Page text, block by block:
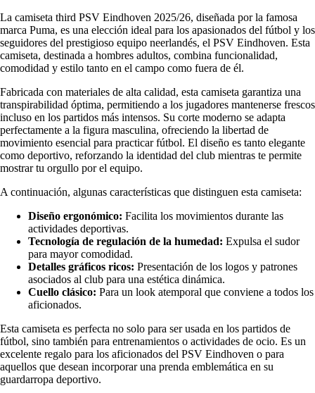
La camiseta third PSV Eindhoven 2025/26, diseñada por la famosa
marca Puma, es una elección ideal para los apasionados del fútbol y los
seguidores del prestigioso equipo neerlandés, el PSV Eindhoven. Esta
camiseta, destinada a hombres adultos, combina funcionalidad,
comodidad y estilo tanto en el campo como fuera de él.
Fabricada con materiales de alta calidad, esta camiseta garantiza una
transpirabilidad óptima, permitiendo a los jugadores mantenerse frescos
incluso en los partidos más intensos. Su corte moderno se adapta
perfectamente a la figura masculina, ofreciendo la libertad de
movimiento esencial para practicar fútbol. El diseño es tanto elegante
como deportivo, reforzando la identidad del club mientras te permite
mostrar tu orgullo por el equipo.
A continuación, algunas características que distinguen esta camiseta:
Diseño ergonómico: Facilita los movimientos durante las
actividades deportivas.
Tecnología de regulación de la humedad: Expulsa el sudor
para mayor comodidad.
Detalles gráficos ricos: Presentación de los logos y patrones
asociados al club para una estética dinámica.
Cuello clásico: Para un look atemporal que conviene a todos los
aficionados.
Esta camiseta es perfecta no solo para ser usada en los partidos de
fútbol, sino también para entrenamientos o actividades de ocio. Es un
excelente regalo para los aficionados del PSV Eindhoven o para
aquellos que desean incorporar una prenda emblemática en su
guardarropa deportivo.